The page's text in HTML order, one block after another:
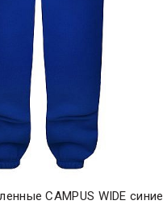
ПОКУПКА
CAMPUS WIDE синие